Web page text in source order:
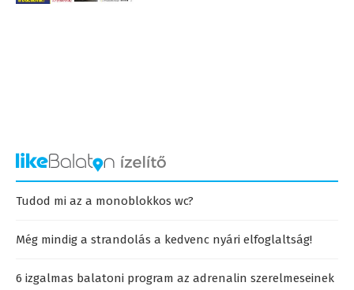
Tudod mi az a monoblokkos wc?
Még mindig a strandolás a kedvenc nyári elfoglaltság!
6 izgalmas balatoni program az adrenalin szerelmeseinek